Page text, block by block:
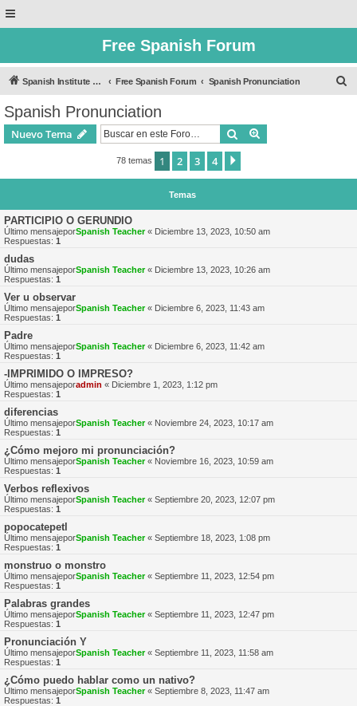
Free Spanish Forum
Spanish Institute of Puebla Free Spanish Forum Spanish Pronunciation
Spanish Pronunciation
Nuevo Tema Buscar
78 temas 1 2 3 4
Temas
PARTICIPIO O GERUNDIO
Último mensajeporSpanish Teacher« Diciembre 13, 2023, 10:50 am
Respuestas: 1
dudas
Último mensajeporSpanish Teacher« Diciembre 13, 2023, 10:26 am
Respuestas: 1
Ver u observar
Último mensajeporSpanish Teacher« Diciembre 6, 2023, 11:43 am
Respuestas: 1
Padre
Último mensajeporSpanish Teacher« Diciembre 6, 2023, 11:42 am
Respuestas: 1
-IMPRIMIDO O IMPRESO?
Último mensajeporadmin « Diciembre 1, 2023, 1:12 pm
Respuestas: 1
diferencias
Último mensajeporSpanish Teacher« Noviembre 24, 2023, 10:17 am
Respuestas: 1
¿Cómo mejoro mi pronunciación?
Último mensajeporSpanish Teacher« Noviembre 16, 2023, 10:59 am
Respuestas: 1
Verbos reflexivos
Último mensajeporSpanish Teacher« Septiembre 20, 2023, 12:07 pm
Respuestas: 1
popocatepetl
Último mensajeporSpanish Teacher« Septiembre 18, 2023, 1:08 pm
Respuestas: 1
monstruo o monstro
Último mensajeporSpanish Teacher« Septiembre 11, 2023, 12:54 pm
Respuestas: 1
Palabras grandes
Último mensajeporSpanish Teacher« Septiembre 11, 2023, 12:47 pm
Respuestas: 1
Pronunciación Y
Último mensajeporSpanish Teacher« Septiembre 11, 2023, 11:58 am
Respuestas: 1
¿Cómo puedo hablar como un nativo?
Último mensajeporSpanish Teacher« Septiembre 8, 2023, 11:47 am
Respuestas: 1